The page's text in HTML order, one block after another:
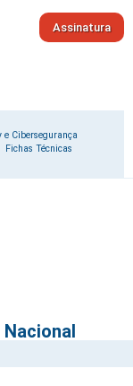
Assinatura
e Cibersegurança
Fichas Técnicas